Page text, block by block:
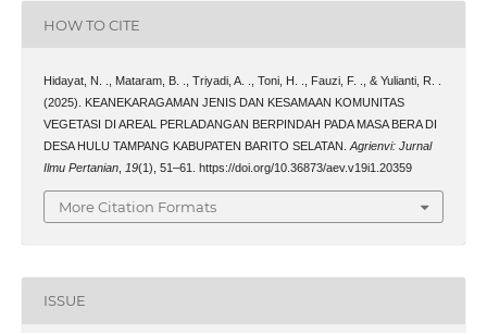
HOW TO CITE
Hidayat, N. ., Mataram, B. ., Triyadi, A. ., Toni, H. ., Fauzi, F. ., & Yulianti, R. .
(2025). KEANEKARAGAMAN JENIS DAN KESAMAAN KOMUNITAS
VEGETASI DI AREAL PERLADANGAN BERPINDAH PADA MASA BERA DI
DESA HULU TAMPANG KABUPATEN BARITO SELATAN. Agrienvi: Jurnal
Ilmu Pertanian, 19(1), 51–61. https://doi.org/10.36873/aev.v19i1.20359
More Citation Formats
ISSUE